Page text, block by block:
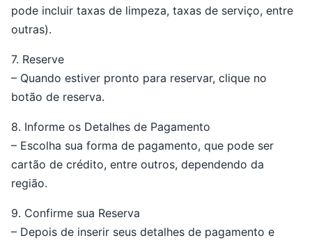
pode incluir taxas de limpeza, taxas de serviço, entre
outras).
7. Reserve
– Quando estiver pronto para reservar, clique no
botão de reserva.
8. Informe os Detalhes de Pagamento
– Escolha sua forma de pagamento, que pode ser
cartão de crédito, entre outros, dependendo da
região.
9. Confirme sua Reserva
– Depois de inserir seus detalhes de pagamento e